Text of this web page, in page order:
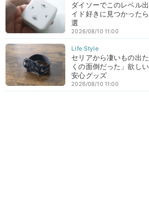
ダイソーでこのレベル
イド好きに見つかった
選
2026/08/10 11:00
セリアから凄いもの出
くの面倒だった」欲し
安心グッズ
2026/08/10 11:00